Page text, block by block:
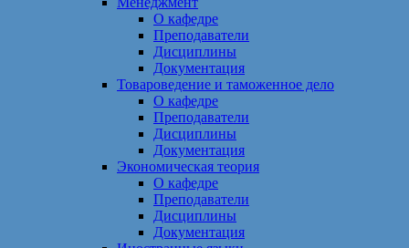
О кафедре
Преподаватели
Дисциплины
Документация
Товароведение и таможенное дело
О кафедре
Преподаватели
Дисциплины
Документация
Экономическая теория
О кафедре
Преподаватели
Дисциплины
Документация